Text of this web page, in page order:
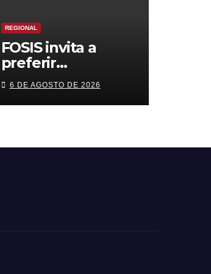
REGIONAL
FOSIS invita a
preferir
emprendimientos
locales para
regalar en el Día
6 DE AGOSTO DE 2026